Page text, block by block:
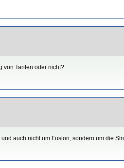
von Tarifen oder nicht?
auch nicht um Fusion, sondern um die